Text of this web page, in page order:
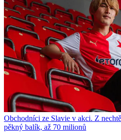
Obchodníci ze Slavie v akci. Z
pěkný balík, až 70 milionů